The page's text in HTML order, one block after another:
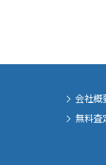
会社概
無料査